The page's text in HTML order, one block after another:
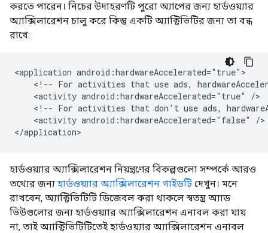
করতে পারেন। নিচের উদাহরণটি পুরো অ্যাপের জন্য হার্ডওয়্যার
অ্যাক্সিলারেশন চালু করে কিন্তু একটি অ্যাক্টিভিটির জন্য তা বন্ধ
রাখে:
<application
<!-- For activities that use ads,
<activity android:hardwareAccelerated="true"
<!-- For activities that don't use ads,
<activity android:hardwareAccelerated="false"
/>
হার্ডওয়্যার অ্যাক্সিলারেশন নিয়ন্ত্রণের বিকল্পগুলো সম্পর্কে আরও
তথ্যের জন্য হার্ডওয়্যার অ্যাক্সিলারেশন গাইডটি দেখুন। মনে
রাখবেন, অ্যাক্টিভিটিটি ডিজেবল করা থাকলে স্বতন্ত্র অ্যাড
ভিউগুলোর জন্য হার্ডওয়্যার অ্যাক্সিলারেশন এনাবল করা যায়
না, তাই অ্যাক্টিভিটিটিতেই হার্ডওয়্যার অ্যাক্সিলারেশন এনাবল